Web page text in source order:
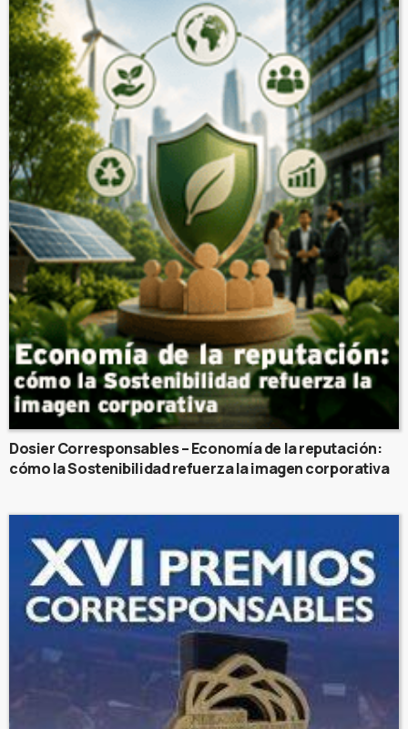
Dosier Corresponsables – Economía de la reputación:
cómo la Sostenibilidad refuerza la imagen corporativa